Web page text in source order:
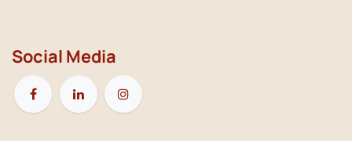
Social Media